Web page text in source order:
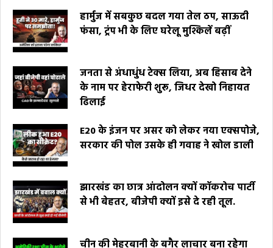
हार्मुज में सबकुछ बदल गया तेल ठप, साऊदी
फंसा, ट्रंप भी के लिए घरेलू मुश्किलें बढ़ीं
जनता से अंधाधुंध टेक्स लिया, अब हिसाब देने
के नाम पर हेराफेरी शुरू, जिधर देखो निहायत
ढिलाई
E20 के इंजन पर असर को लेकर नया एक्सपोजे,
सरकार की पोल उसके ही गवाह ने खोल डाली
झारखंड का छात्र आंदोलन क्यों कॉकरोच पार्टी
से भी बेहतर, बीजेपी क्यों इसे दे रही तूल.
चीन की मेहरबानी के बगैर लाचार बना रहेगा